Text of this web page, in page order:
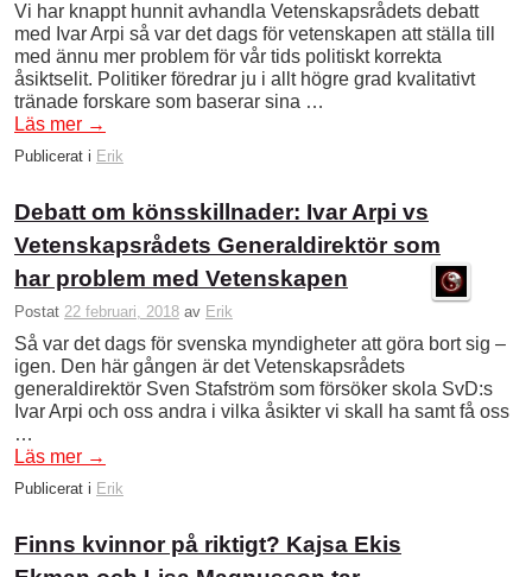
Vi har knappt hunnit avhandla Vetenskapsrådets debatt
med Ivar Arpi så var det dags för vetenskapen att ställa till
med ännu mer problem för vår tids politiskt korrekta
åsiktselit. Politiker föredrar ju i allt högre grad kvalitativt
tränade forskare som baserar sina …
Läs mer →
Publicerat i Erik
Debatt om könsskillnader: Ivar Arpi vs
Vetenskapsrådets Generaldirektör som
har problem med Vetenskapen
Postat 22 februari, 2018 av Erik
Så var det dags för svenska myndigheter att göra bort sig –
igen. Den här gången är det Vetenskapsrådets
generaldirektör Sven Stafström som försöker skola SvD:s
Ivar Arpi och oss andra i vilka åsikter vi skall ha samt få oss
…
Läs mer →
Publicerat i Erik
Finns kvinnor på riktigt? Kajsa Ekis